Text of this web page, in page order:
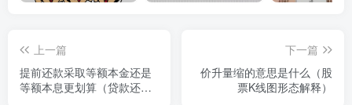
上一篇
提前还款采取等额本金还是
等额本息更划算（贷款还款
下一篇
价升量缩的意思是什么（股
票K线图形态解释）